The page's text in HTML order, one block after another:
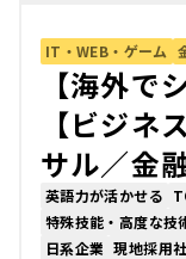
IT・WEB・ゲーム
【海外で
【ビジネ
サル／金
英語力が活かせる
特殊技能・高度な技
日系企業 現地採用